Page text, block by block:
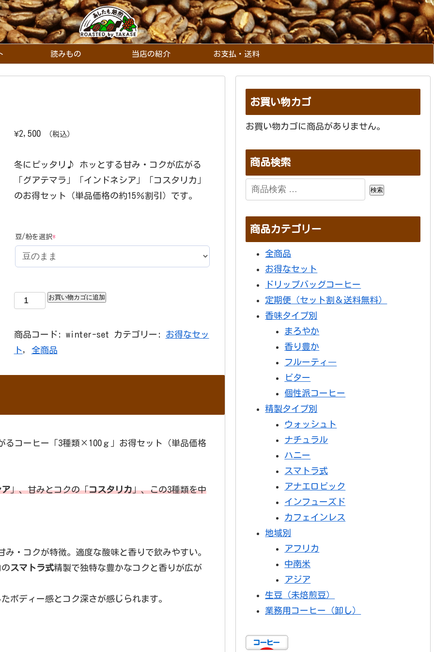
読みもの 当店の紹介 お支払・送料
¥2,500 （税込）
冬にピッタリ♪ ホッとする甘み・コクが広がる
「グアテマラ」「インドネシア」「コスタリカ」
のお得セット（単品価格の約15％割引）です。
豆/粉を選択*(required)
お買い物カゴに追加
商品コード: winter-set カテゴリー: お得なセッ
ト, 全商品
コーヒー「3種類×100ｇ」お得セット（単品価格
」、甘みとコクの「コスタリカ」、この3種類を中
・コクが特徴。適度な酸味と香りで飲みやすい。
スマトラ式精製で独特な豊かなコクと香りが広が
ボディー感とコク深さが感じられます。
お買い物カゴ
お買い物カゴに商品がありません。
商品検索
検索
商品カテゴリー
全商品
お得なセット
ドリップバッグコーヒー
定期便（セット割＆送料無料）
香味タイプ別
まろやか
香り豊か
フルーティ―
ビター
個性派コーヒー
精製タイプ別
ウォッシュト
ナチュラル
ハニー
スマトラ式
アナエロビック
インフューズド
カフェインレス
地域別
アフリカ
中南米
アジア
生豆（未焙煎豆）
業務用コーヒー（卸し）